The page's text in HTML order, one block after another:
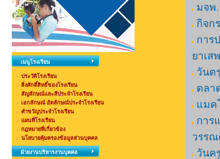
เมนูโรงเรียน
ประวัติโรงเรียน
สิ่งศักดิ์สิทธิ์ของโรงเรียน
สัญลักษณ์และสีประจำโรงเรียน
เอกลักษณ์ อัตลักษณ์ประจำโรงเรียน
คำขวัญประจำโรงเรียน
แผนที่โรงเรียน
กฎหมายที่เกี่ยวข้อง
นโยบายคุ้มครองข้อมูลส่วนบุคคล
ฝ่ายงานบริหารงานบุคคล
มจพ.
กิจก
การ
ยาเส
วันต
ตลา
แมค
การ
วรรณ
วันค